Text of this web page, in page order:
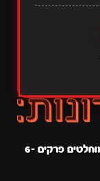
אתה ואני הפכים מוחלטים פרקים 6-